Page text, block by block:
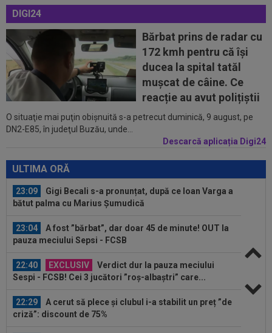
DIGI24
Bărbat prins de radar cu
172 kmh pentru că își
ducea la spital tatăl
muşcat de câine. Ce
reacție au avut polițiștii
O situaţie mai puţin obişnuită s-a petrecut duminică, 9 august, pe
DN2-E85, în judeţul Buzău, unde...
Descarcă aplicația Digi24
ULTIMA ORĂ
22:29
A cerut să plece și clubul i-a stabilit un preț ”de
criză”: discount de 75%
22:28
Atacantul din SuperLiga ”mai bun decât
Bîrligea”! ”Nu l-am vinde sub 5 milioane...
22:27
A fost la meciul din această etapă și nu s-a
putut abține: ”Să vă fie rușine...
23:11 VIDEO
Matei Popa, gafă uriașă în Sepsi -
FCSB
Presiune la ambele porți pe final de meci
23:09
Gigi Becali s-a pronunțat, după ce Ioan Varga a
bătut palma cu Marius Șumudică
23:04
A fost ”bărbat”, dar doar 45 de minute! OUT la
pauza meciului Sepsi - FCSB
22:40 EXCLUSIV
Verdict dur la pauza meciului
Sespi - FCSB! Cei 3 jucători ”roș-albaștri” care...
22:29
A cerut să plece și clubul i-a stabilit un preț ”de
criză”: discount de 75%